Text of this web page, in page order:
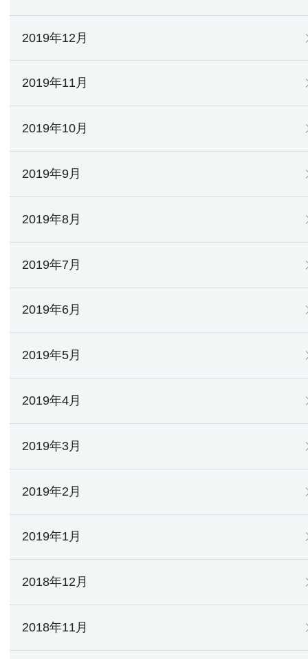
2019年12月
2019年11月
2019年10月
2019年9月
2019年8月
2019年7月
2019年6月
2019年5月
2019年4月
2019年3月
2019年2月
2019年1月
2018年12月
2018年11月